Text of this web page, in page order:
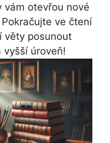
vám otevřou nové
ve čtení
věty posunout
úroveň!